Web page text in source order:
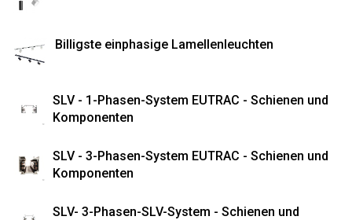
Billigste einphasige Lamellenleuchten
SLV - 1-Phasen-System EUTRAC - Schienen und
Komponenten
SLV - 3-Phasen-System EUTRAC - Schienen und
Komponenten
SLV- 3-Phasen-SLV-System - Schienen und